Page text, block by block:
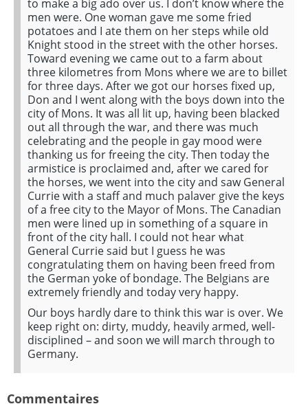
to make a big ado over us. I don’t know where the
men were. One woman gave me some fried
potatoes and I ate them on her steps while old
Knight stood in the street with the other horses.
Toward evening we came out to a farm about
three kilometres from Mons where we are to billet
for three days. After we got our horses fixed up,
Don and I went along with the boys down into the
city of Mons. It was all lit up, having been blacked
out all through the war, and there was much
celebrating and the people in gay mood were
thanking us for freeing the city. Then today the
armistice is proclaimed and, after we cared for
the horses, we went into the city and saw General
Currie with a staff and much palaver give the keys
of a free city to the Mayor of Mons. The Canadian
men were lined up in something of a square in
front of the city hall. I could not hear what
General Currie said but I guess he was
congratulating them on having been freed from
the German yoke of bondage. The Belgians are
extremely friendly and today very happy.
Our boys hardly dare to think this war is over. We
keep right on: dirty, muddy, heavily armed, well-
disciplined – and soon we will march through to
Germany.
Commentaires